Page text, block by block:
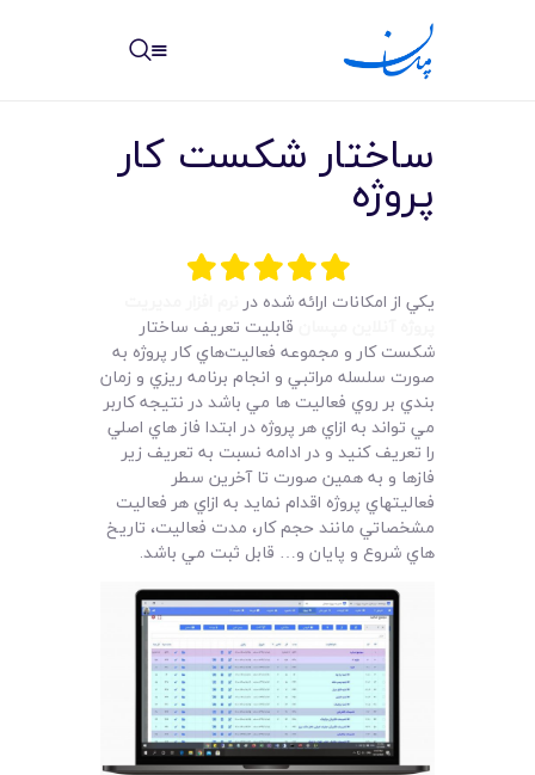
خانه
نوشته ها
مرکز آموزش
امکانات
سیستم ها
لیست قیمت محصولات
ساختار شکست کار
پروژه
يکي از امکانات ارائه شده در
قابليت تعريف ساختار
شکست کار و مجموعه فعاليت‌هاي کار پروژه به
صورت سلسله مراتبي و انجام برنامه ريزي و زمان
بندي بر روي فعاليت ها مي باشد در نتيجه کاربر
مي تواند به ازاي هر پروژه در ابتدا فاز هاي اصلي
را تعريف کنيد و در ادامه نسبت به تعريف زير
فازها و به همين صورت تا آخرين سطر
فعاليتهاي پروژه اقدام نمايد به ازاي هر فعاليت
مشخصاتي مانند حجم کار، مدت فعاليت، تاريخ
هاي شروع و پايان و… قابل ثبت مي باشد.